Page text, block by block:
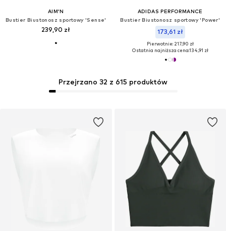
AIM'N
Bustier Biustonosz sportowy 'Sense'
239,90 zł
ADIDAS PERFORMANCE
Bustier Biustonosz sportowy 'Power'
173,61 zł
Pierwotnie: 217,90 zł
Ostatnia najniższa cena:134,91 zł
Przejrzano 32 z 615 produktów